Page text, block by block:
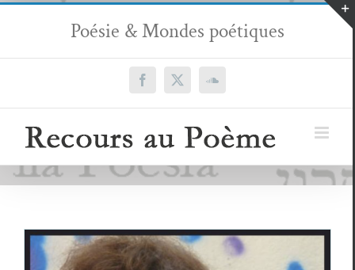
Passer
contenu
Poésie & Mondes poétiques
Facebook
X SoundCloud